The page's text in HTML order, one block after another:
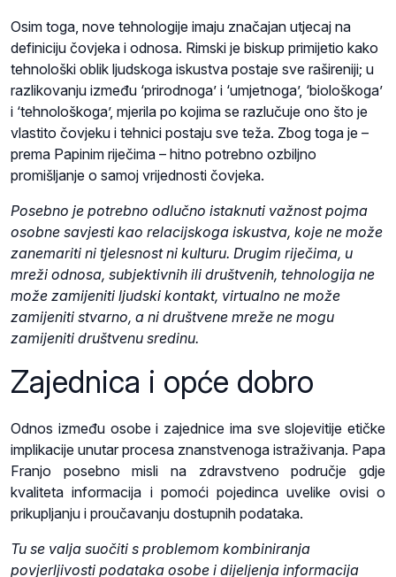
Osim toga, nove tehnologije imaju značajan utjecaj na
definiciju čovjeka i odnosa. Rimski je biskup primijetio kako
tehnološki oblik ljudskoga iskustva postaje sve rašireniji; u
razlikovanju između ‘prirodnoga’ i ‘umjetnoga’, ‘biološkoga’
i ‘tehnološkoga’, mjerila po kojima se razlučuje ono što je
vlastito čovjeku i tehnici postaju sve teža. Zbog toga je –
prema Papinim riječima – hitno potrebno ozbiljno
promišljanje o samoj vrijednosti čovjeka.
Posebno je potrebno odlučno istaknuti važnost pojma
osobne savjesti kao relacijskoga iskustva, koje ne može
zanemariti ni tjelesnost ni kulturu. Drugim riječima, u
mreži odnosa, subjektivnih ili društvenih, tehnologija ne
može zamijeniti ljudski kontakt, virtualno ne može
zamijeniti stvarno, a ni društvene mreže ne mogu
zamijeniti društvenu sredinu.
Zajednica i opće dobro
Odnos između osobe i zajednice ima sve slojevitije etičke
implikacije unutar procesa znanstvenoga istraživanja. Papa
Franjo posebno misli na zdravstveno područje gdje
kvaliteta informacija i pomoći pojedinca uvelike ovisi o
prikupljanju i proučavanju dostupnih podataka.
Tu se valja suočiti s problemom kombiniranja
povjerljivosti podataka osobe i dijeljenja informacija